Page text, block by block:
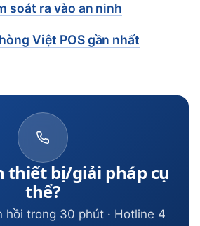
soát ra vào an ninh
Việt POS gần nhất
thiết bị/giải pháp cụ
thể?
hồi trong 30 phút · Hotline 4